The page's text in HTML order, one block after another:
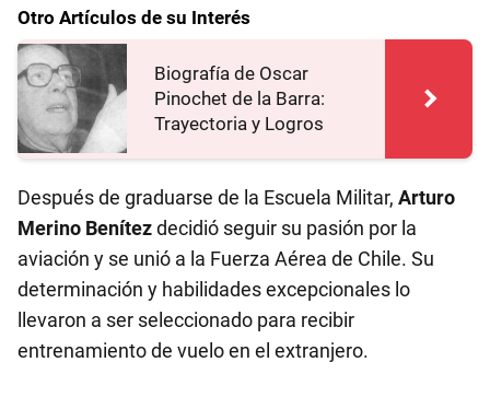
Otro Artículos de su Interés
Biografía de Oscar
Pinochet de la Barra:
Trayectoria y Logros
Después de graduarse de la Escuela Militar, Arturo
Merino Benítezdecidió seguir su pasión por la
aviación y se unió a la Fuerza Aérea de Chile. Su
determinación y habilidades excepcionales lo
llevaron a ser seleccionado para recibir
entrenamiento de vuelo en el extranjero.